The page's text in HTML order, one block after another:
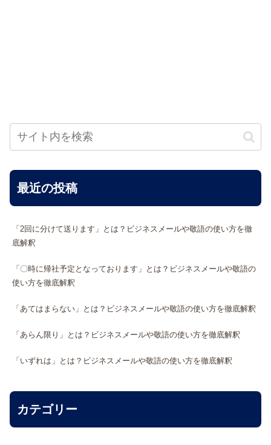
最近の投稿
「2回に分けて送ります」とは？ビジネスメールや敬語の使い方を徹
底解釈
「〇時に帰社予定となっております」とは？ビジネスメールや敬語の
使い方を徹底解釈
「あてはまらない」とは？ビジネスメールや敬語の使い方を徹底解釈
「あらん限り」とは？ビジネスメールや敬語の使い方を徹底解釈
「いずれは」とは？ビジネスメールや敬語の使い方を徹底解釈
カテゴリー